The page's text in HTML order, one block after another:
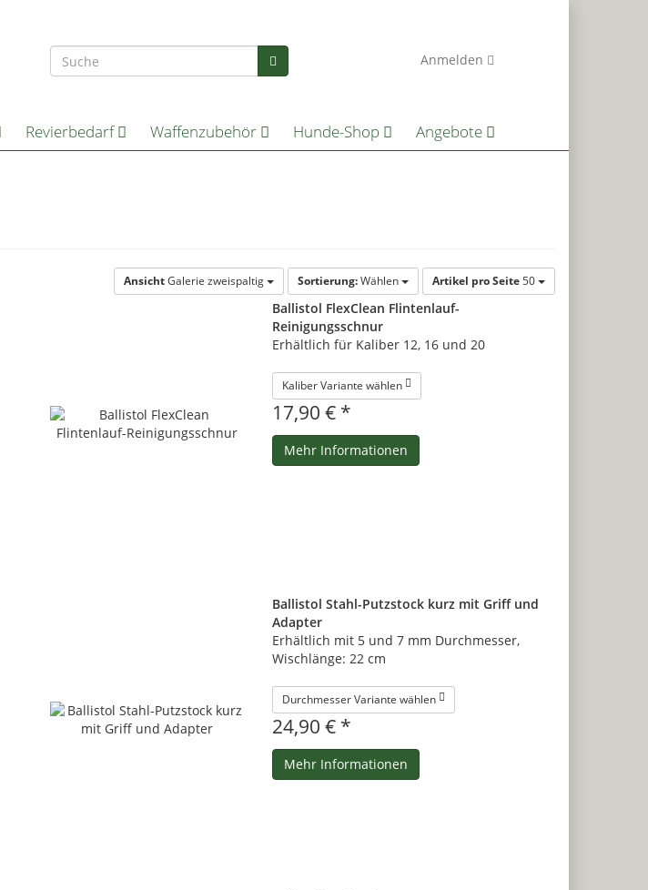
Anmelden
Revierbedarf Waffenzubehör Hunde-Shop Angebote
AnsichtGalerie zweispaltig Sortierung:Wählen Artikel pro Seite50
Ballistol FlexClean Flintenlauf-
Reinigungsschnur
Erhältlich für Kaliber 12, 16 und 20
Kaliber Variante wählen
17,90 € *
Mehr Informationen
Ballistol Stahl-Putzstock kurz mit Griff und
Adapter
Erhältlich mit 5 und 7 mm Durchmesser,
Wischlänge: 22 cm
Durchmesser Variante wählen
24,90 € *
Mehr Informationen